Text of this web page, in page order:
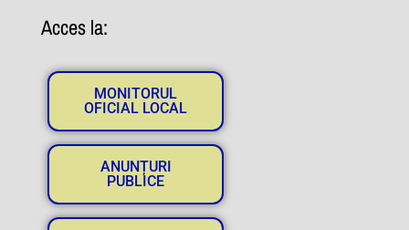
Acces la:
MONITORUL
OFICIAL LOCAL
ANUNȚURI
PUBLICE